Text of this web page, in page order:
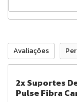
Avaliações
2x Suportes
Pulse Fibra